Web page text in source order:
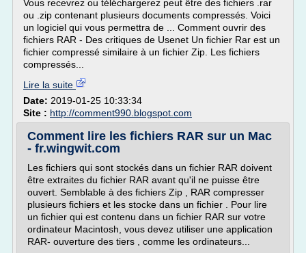
Vous recevrez ou téléchargerez peut être des fichiers .rar
ou .zip contenant plusieurs documents compressés. Voici
un logiciel qui vous permettra de ... Comment ouvrir des
fichiers RAR - Des critiques de Usenet Un fichier Rar est un
fichier compressé similaire à un fichier Zip. Les fichiers
compressés...
Lire la suite
Date: 2019-01-25 10:33:34
Site : http://comment990.blogspot.com
Comment lire les fichiers RAR sur un Mac
- fr.wingwit.com
Les fichiers qui sont stockés dans un fichier RAR doivent
être extraites du fichier RAR avant qu'il ne puisse être
ouvert. Semblable à des fichiers Zip , RAR compresser
plusieurs fichiers et les stocke dans un fichier . Pour lire
un fichier qui est contenu dans un fichier RAR sur votre
ordinateur Macintosh, vous devez utiliser une application
RAR- ouverture des tiers , comme les ordinateurs...